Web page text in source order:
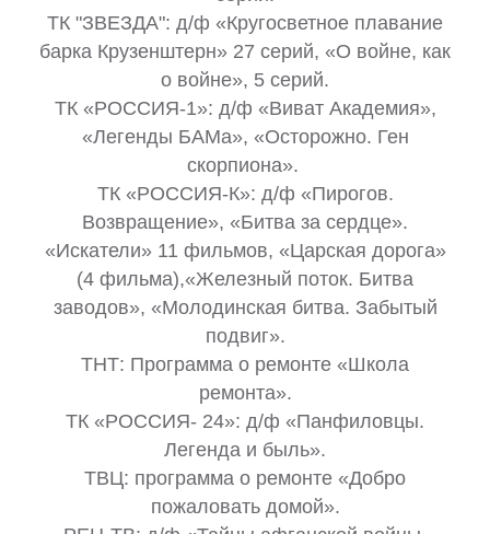
ТК "ЗВЕЗДА": д/ф «Кругосветное плавание
барка Крузенштерн» 27 серий, «О войне, как
о войне», 5 серий.
ТК «РОССИЯ-1»: д/ф «Виват Академия»,
«Легенды БАМа», «Осторожно. Ген
скорпиона».
ТК «РОССИЯ-К»: д/ф «Пирогов.
Возвращение», «Битва за сердце».
«Искатели» 11 фильмов, «Царская дорога»
(4 фильма),«Железный поток. Битва
заводов», «Молодинская битва. Забытый
подвиг».
ТНТ: Программа о ремонте «Школа
ремонта».
ТК «РОССИЯ- 24»: д/ф «Панфиловцы.
Легенда и быль».
ТВЦ: программа о ремонте «Добро
пожаловать домой».